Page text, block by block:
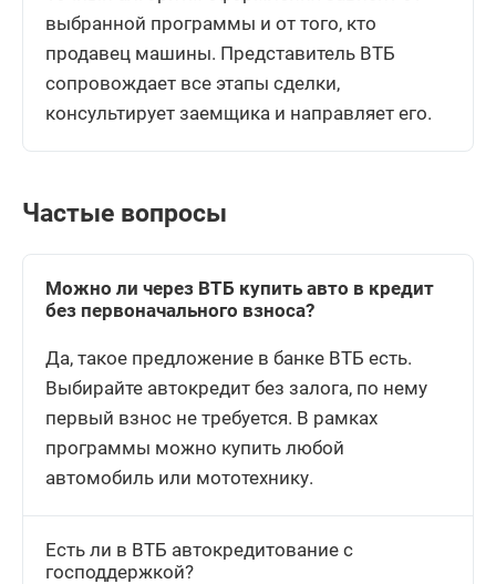
выбранной программы и от того, кто
продавец машины. Представитель ВТБ
сопровождает все этапы сделки,
консультирует заемщика и направляет его.
Частые вопросы
Можно ли через ВТБ купить авто в кредит
без первоначального взноса?
Да, такое предложение в банке ВТБ есть.
Выбирайте автокредит без залога, по нему
первый взнос не требуется. В рамках
программы можно купить любой
автомобиль или мототехнику.
Есть ли в ВТБ автокредитование с
господдержкой?